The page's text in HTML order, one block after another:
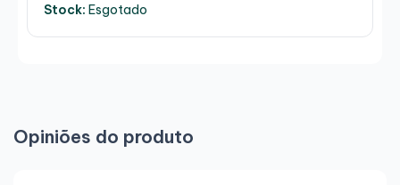
Stock: Esgotado
Opiniões do produto